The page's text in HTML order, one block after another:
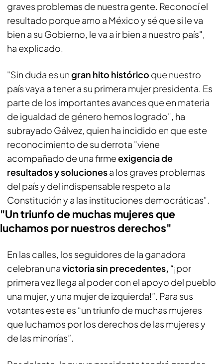
graves problemas de nuestra gente. Reconocí el
resultado porque amo a México y sé que si le va
bien a su Gobierno, le va a ir bien a nuestro país",
ha explicado.
"Sin duda es ungran hito histórico que nuestro
país vaya a tener a su primera mujer presidenta. Es
parte de los importantes avances que en materia
de igualdad de género hemos logrado", ha
subrayado Gálvez, quien ha incidido en que este
reconocimiento de su derrota "viene
acompañado de una firmeexigencia de
resultados y solucionesa los graves problemas
del país y del indispensable respeto a la
Constitución y a las instituciones democráticas".
"Un triunfo de muchas mujeres que
luchamos por nuestros derechos"
En las calles, los seguidores de la ganadora
celebran unavictoria sin precedentes, “¡por
primera vez llega al poder con el apoyo del pueblo
una mujer, y una mujer de izquierda!”. Para sus
votantes este es “un triunfo de muchas mujeres
que luchamos por los derechos de las mujeres y
de las minorías”.